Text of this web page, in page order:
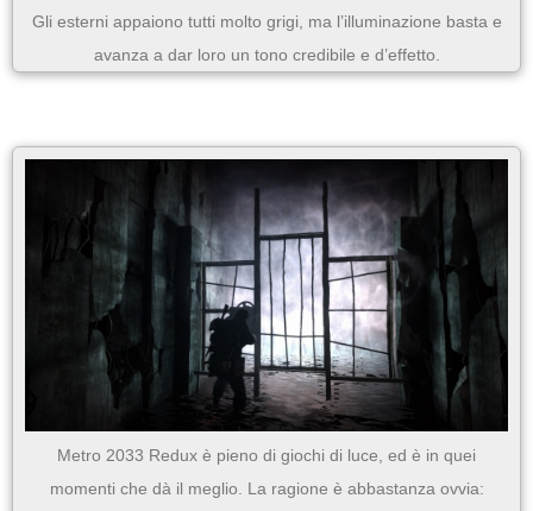
Gli esterni appaiono tutti molto grigi, ma l’illuminazione basta e
avanza a dar loro un tono credibile e d’effetto.
Metro 2033 Redux è pieno di giochi di luce, ed è in quei
momenti che dà il meglio. La ragione è abbastanza ovvia: